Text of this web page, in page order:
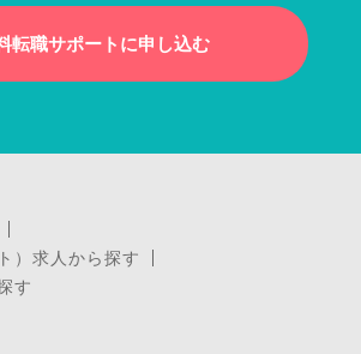
転職サポートに申し込む
）求人から探す
す